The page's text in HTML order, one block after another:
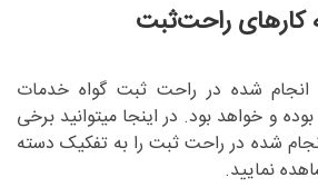
کارهای راحت‌ثبت
انجام شده در راحت ثبت گواه خدمات
و خواهد بود. در اینجا میتوانید برخی
شده در راحت ثبت را به تفکیک دسته
نمایید.